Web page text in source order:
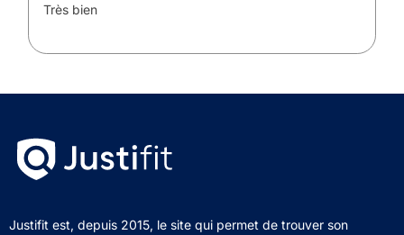
Très bien
Justifit est, depuis 2015, le site qui permet de trouver son